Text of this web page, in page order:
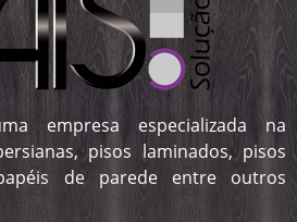
empresa especializada na
pisos laminados, pisos
de parede entre outros